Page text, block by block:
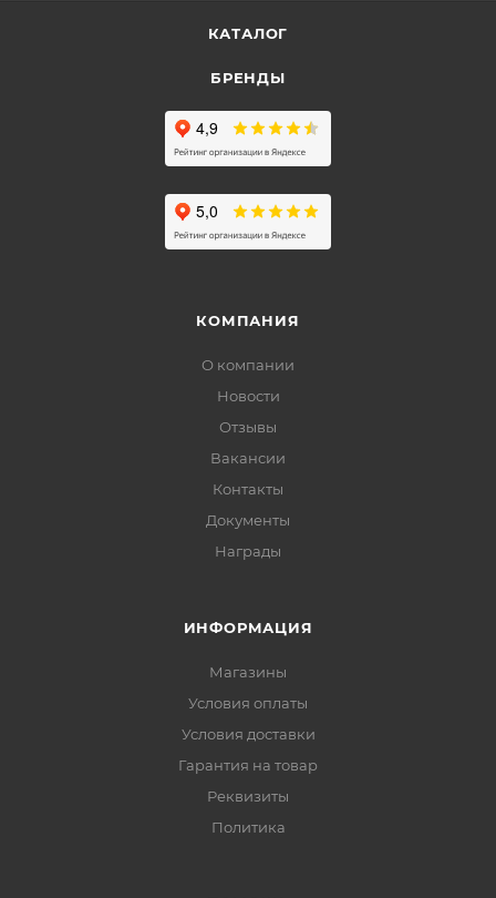
КАТАЛОГ
БРЕНДЫ
КОМПАНИЯ
О компании
Новости
Отзывы
Вакансии
Контакты
Документы
Награды
ИНФОРМАЦИЯ
Магазины
Условия оплаты
Условия доставки
Гарантия на товар
Реквизиты
Политика